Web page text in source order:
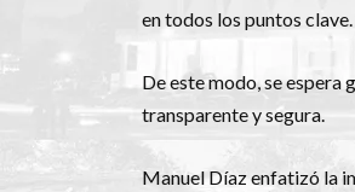
en todos los puntos clave.
De este modo, se espera
transparente y segura.
Manuel Díaz enfatizó la